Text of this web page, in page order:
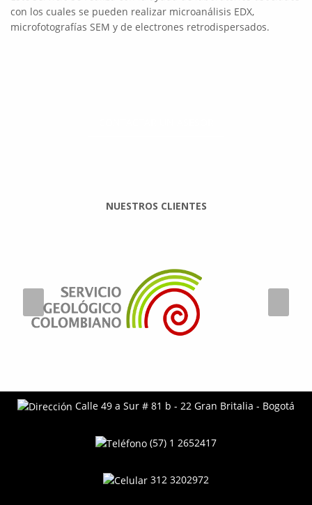
con los cuales se pueden realizar microanálisis EDX,
microfotografías SEM y de electrones retrodispersados.
NUESTROS CLIENTES
Calle 49 a Sur # 81 b - 22 Gran Britalia - Bogotá
(57) 1 2652417
312 3202972